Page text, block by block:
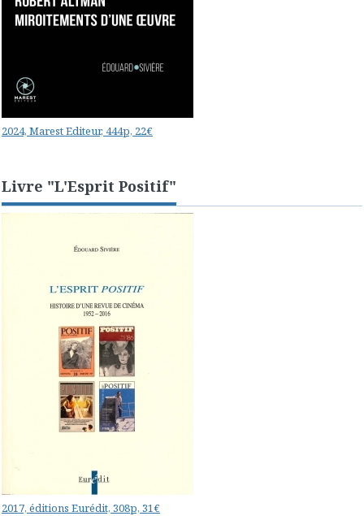
2024, Marest Editeur, 444p, 22€
Livre "L'Esprit Positif"
2017, éditions Eurédit, 308p, 31€